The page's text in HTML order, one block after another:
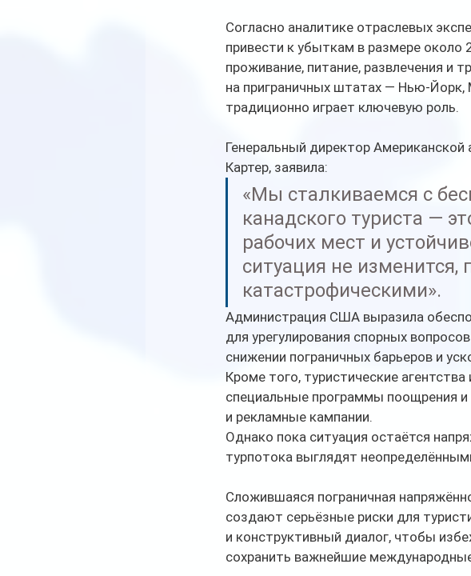
Согласно аналитике отраслевых
привести к убыткам в размере около
проживание, питание, развлечения и
на приграничных штатах — Нью-Йорк,
традиционно играет ключевую роль.
Генеральный директор
Картер, заявила:
«Мы сталкиваемся с
канадского туриста —
рабочих мест и
ситуация не изменится,
катастрофическими».
Администрация США выразила
для урегулирования спорных
снижении пограничных барьеров и
Кроме того, туристические
специальные программы поощрения
и рекламные кампании.
Однако пока ситуация остаётся
турпотока выглядят
Сложившаяся пограничная
создают серьёзные риски для
и конструктивный диалог, чтобы
сохранить важнейшие